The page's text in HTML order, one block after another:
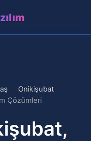
Onikişubat
Çözümleri